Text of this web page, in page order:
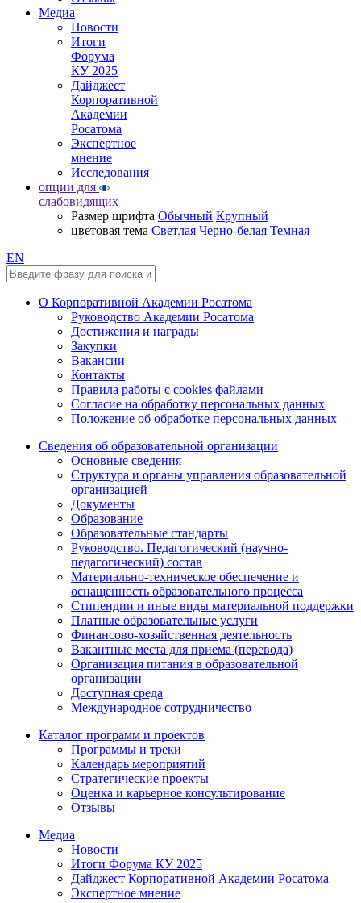
Медиа
Новости
Итоги
Форума
КУ 2025
Дайджест
Корпоративной
Академии
Росатома
Экспертное
мнение
Исследования
опции для
слабовидящих
Размер шрифта Обычный Крупный
цветовая тема Светлая Черно-белая Темная
EN
О Корпоративной Академии Росатома
Руководство Академии Росатома
Достижения и награды
Закупки
Вакансии
Контакты
Правила работы с cookies файлами
Согласие на обработку персональных данных
Положение об обработке персональных данных
Сведения об образовательной организации
Основные сведения
Структура и органы управления образовательной
организацией
Документы
Образование
Образовательные стандарты
Руководство. Педагогический (научно-
педагогический) состав
Материально-техническое обеспечение и
оснащенность образовательного процесса
Стипендии и иные виды материальной поддержки
Платные образовательные услуги
Финансово-хозяйственная деятельность
Вакантные места для приема (перевода)
Организация питания в образовательной
организации
Доступная среда
Международное сотрудничество
Каталог программ и проектов
Программы и треки
Календарь мероприятий
Стратегические проекты
Оценка и карьерное консультирование
Отзывы
Медиа
Новости
Итоги Форума КУ 2025
Дайджест Корпоративной Академии Росатома
Экспертное мнение